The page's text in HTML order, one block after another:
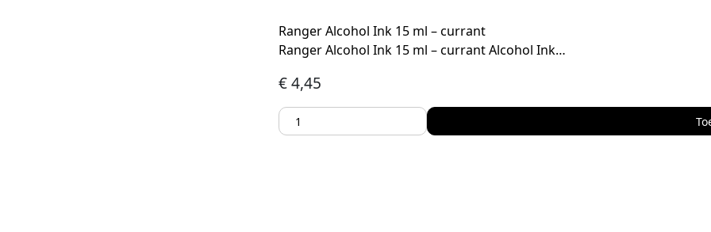
Ranger Alcohol Ink 15 ml – currant
Ranger Alcohol Ink 15 ml – currant Alcohol Ink…
€4,45